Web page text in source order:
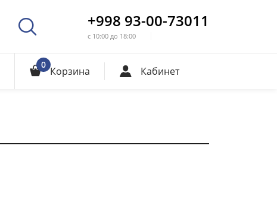
+998 93-00-73011
с 10:00 до 18:00
0 Корзина Кабинет